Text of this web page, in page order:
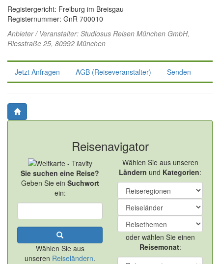
Registergericht: Freiburg im Breisgau
Registernummer: GnR 700010
Anbieter / Veranstalter: Studiosus Reisen München GmbH,
Riesstraße 25, 80992 München
Jetzt Anfragen AGB (Reiseveranstalter) Senden
Reisenavigator
Sie suchen eine Reise?
Geben Sie ein Suchwort
ein:
Wählen Sie aus
unseren Reiseländern.
Wählen Sie aus unseren
Ländern und Kategorien:
oder wählen Sie einen
Reisemonat: